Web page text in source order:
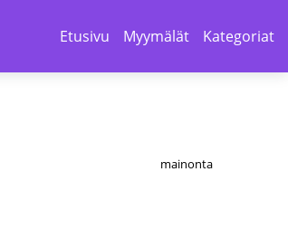
Etusivu Myymälät Kategoriat
mainonta